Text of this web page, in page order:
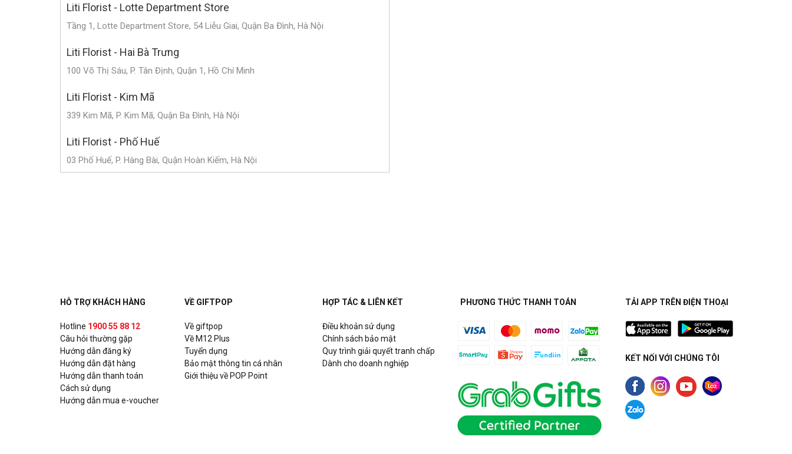
Liti Florist - Lotte Department Store
Tầng 1, Lotte Department Store, 54 Liễu Giai, Quận Ba Đình, Hà Nội
Liti Florist - Hai Bà Trưng
100 Võ Thị Sáu, P. Tân Định, Quận 1, Hồ Chí Minh
Liti Florist - Kim Mã
339 Kim Mã, P. Kim Mã, Quận Ba Đình, Hà Nội
Liti Florist - Phố Huế
03 Phố Huế, P. Hàng Bài, Quận Hoàn Kiếm, Hà Nội
HỖ TRỢ KHÁCH HÀNG
Hotline 1900 55 88 12
Câu hỏi thường gặp
Hướng dẫn đăng ký
Hướng dẫn đặt hàng
Hướng dẫn thanh toán
Cách sử dụng
Hướng dẫn mua e-voucher
VỀ GIFTPOP
Về giftpop
Về M12 Plus
Tuyển dụng
Bảo mật thông tin cá nhân
Giới thiệu về POP Point
HỢP TÁC & LIÊN KẾT
Điều khoản sử dụng
Chính sách bảo mật
Quy trình giải quyết tranh chấp
Dành cho doanh nghiệp
PHƯƠNG THỨC THANH TOÁN TẢI APP TRÊN ĐIỆN THOẠI
KẾT NỐI VỚI CHÚNG TÔI